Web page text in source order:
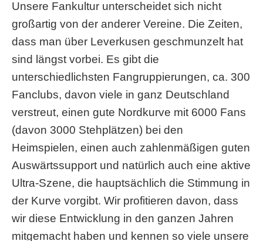
Unsere Fankultur unterscheidet sich nicht
großartig von der anderer Vereine. Die Zeiten,
dass man über Leverkusen geschmunzelt hat
sind längst vorbei. Es gibt die
unterschiedlichsten Fangruppierungen, ca. 300
Fanclubs, davon viele in ganz Deutschland
verstreut, einen gute Nordkurve mit 6000 Fans
(davon 3000 Stehplätzen) bei den
Heimspielen, einen auch zahlenmäßigen guten
Auswärtssupport und natürlich auch eine aktive
Ultra-Szene, die hauptsächlich die Stimmung in
der Kurve vorgibt. Wir profitieren davon, dass
wir diese Entwicklung in den ganzen Jahren
mitgemacht haben und kennen so viele unsere